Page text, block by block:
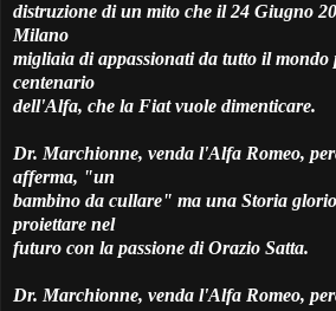
distruzione di un mito che il 24 Giugno
Milano
migliaia di appassionati da tutto il mondo
centenario
dell'Alfa, che la Fiat vuole dimenticare.
Dr. Marchionne, venda l'Alfa Romeo,
afferma, "un
bambino da cullare" ma una Storia
proiettare nel
futuro con la passione di Orazio Satta.
Dr. Marchionne, venda l'Alfa Romeo,